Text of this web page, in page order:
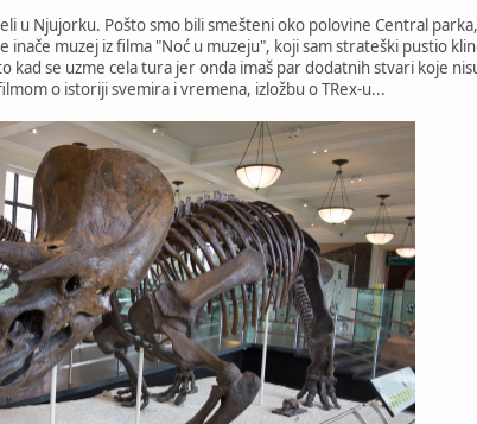
u Njujorku. Pošto smo bili smešteni oko polovine Central
inače muzej iz filma "Noć u muzeju", koji sam strateški pustio
kad se uzme cela tura jer onda imaš par dodatnih stvari koje
o istoriji svemira i vremena, izložbu o TRex-u...